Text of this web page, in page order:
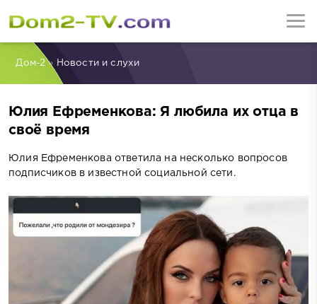
Дом-2» Новости и слухи
Юлия Ефременкова: Я любила их отца в
своё время
Юлия Ефременкова ответила на несколько вопросов
подписчиков в известной социальной сети.